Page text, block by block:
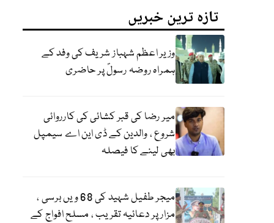
تازہ ترین خبریں
وزیر اعظم شہباز شریف کی وفد کے
ہمراہ روضہ رسولؐ پر حاضری
میر رضا کی قبر کشائی کی کارروائی
شروع ، والدین کے ڈی این اے سیمپل
بھی لینے کا فیصلہ
میجر طفیل شہید کی 68 ویں برسی ،
مزار پر دعائیہ تقریب ، مسلح افواج کے